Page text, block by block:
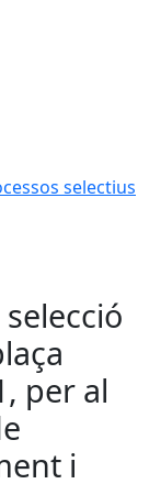
selectius
per al
i